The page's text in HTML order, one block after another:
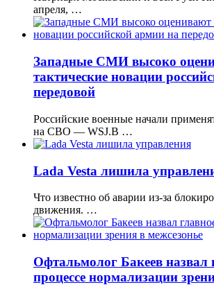
апреля, …
Западные СМИ высоко
тактические новации
передовой
Российские военные начали
на СВО — WSJ.В …
Lada Vesta лишила
Что известно об аварии из-за
движения. …
Офтальмолог Бакеев назвал
процессе нормализации